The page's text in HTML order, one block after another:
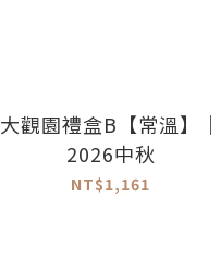
大觀園禮盒B【常溫】｜
2026中秋
NT$1,161